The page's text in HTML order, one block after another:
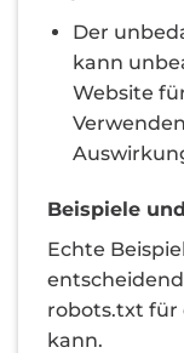
Der
kann
Website
Beispiele
Echte
robots.txt für
kann.